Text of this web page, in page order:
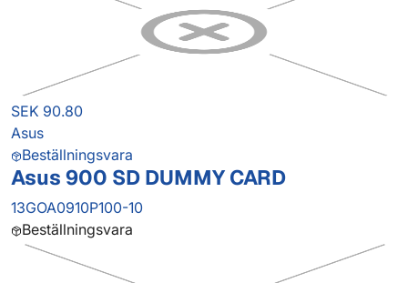
SEK 90.80
Asus
Beställningsvara
Asus 900 SD DUMMY CARD
13GOA0910P100-10
Beställningsvara